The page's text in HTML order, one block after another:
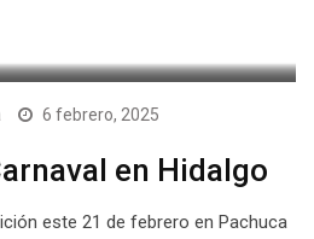
6 febrero, 2025
en Hidalgo
este 21 de febrero en Pachuca